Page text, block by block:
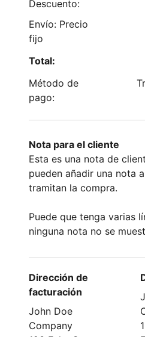
Descuento:
Envío: Precio
fijo
Total:
Método de
pago:
Nota para el cliente
Esta es una nota de
pueden añadir una nota
tramitan la compra.
Puede que tenga varias
ninguna nota no se
Dirección de
facturación
John Doe
Company